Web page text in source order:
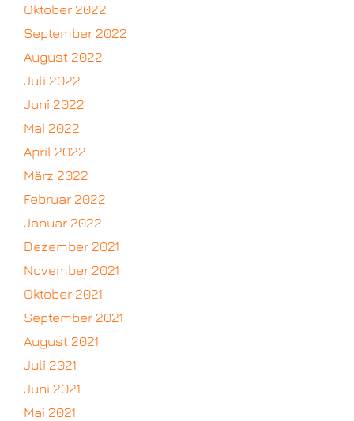
Oktober 2022
September 2022
August 2022
Juli 2022
Juni 2022
Mai 2022
April 2022
März 2022
Februar 2022
Januar 2022
Dezember 2021
November 2021
Oktober 2021
September 2021
August 2021
Juli 2021
Juni 2021
Mai 2021